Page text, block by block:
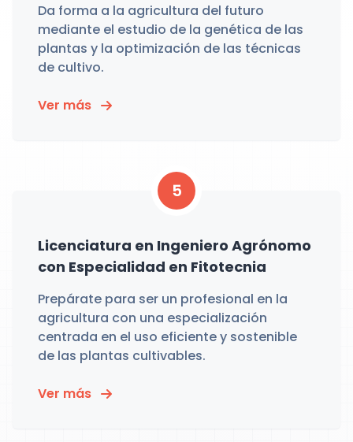
Da forma a la agricultura del futuro
mediante el estudio de la genética de las
plantas y la optimización de las técnicas
de cultivo.
Ver más
5
Licenciatura en Ingeniero Agrónomo
con Especialidad en Fitotecnia
Prepárate para ser un profesional en la
agricultura con una especialización
centrada en el uso eficiente y sostenible
de las plantas cultivables.
Ver más